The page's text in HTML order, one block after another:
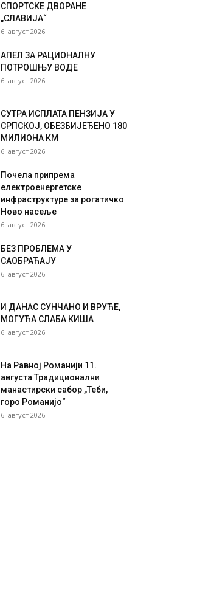
СПОРТСКЕ ДВОРАНЕ
„СЛАВИЈА“
6. август 2026.
АПЕЛ ЗА РАЦИОНАЛНУ
ПОТРОШЊУ ВОДЕ
6. август 2026.
СУТРА ИСПЛАТА ПЕНЗИЈА У
СРПСКОЈ, ОБЕЗБИЈЕЂЕНО 180
МИЛИОНА КМ
6. август 2026.
Почела припрема
електроенергетске
инфраструктуре за рогатичко
Ново насеље
6. август 2026.
БЕЗ ПРОБЛЕМА У
САОБРАЋАЈУ
6. август 2026.
И ДАНАС СУНЧАНО И ВРУЋЕ,
МОГУЋА СЛАБА КИША
6. август 2026.
На Равној Романији 11.
августа Традиционални
манастирски сабор „Теби,
горо Романијо“
6. август 2026.